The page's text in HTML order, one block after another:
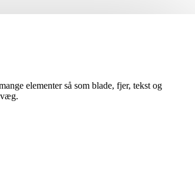
elementer så som blade, fjer, tekst og